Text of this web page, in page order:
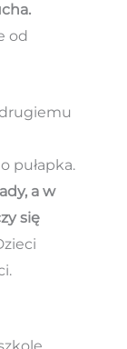
od
pułapka.
a w
się